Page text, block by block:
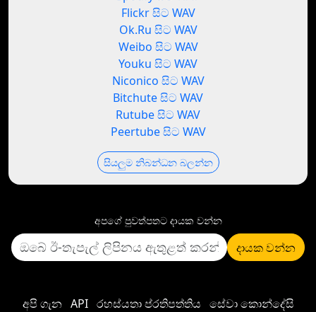
Flickr සිට WAV
Ok.Ru සිට WAV
Weibo සිට WAV
Youku සිට WAV
Niconico සිට WAV
Bitchute සිට WAV
Rutube සිට WAV
Peertube සිට WAV
සියලුම නිබන්ධන බලන්න
අපගේ පුවත්පතට දායක වන්න
දායක වන්න
අපි ගැන API රහස්යතා ප්රතිපත්තිය සේවා කොන්දේසි